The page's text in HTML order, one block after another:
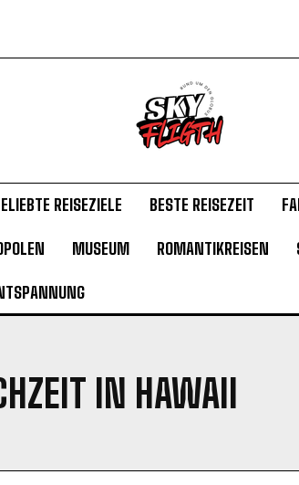
REISEZIELE BESTE REISEZEIT
MUSEUM ROMANTIKREISEN
IN HAWAII